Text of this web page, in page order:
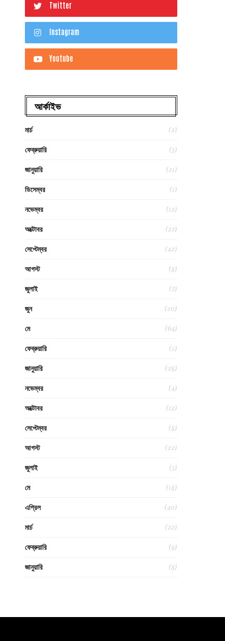
Twitter
Instagram
Youtube
আর্কাইভ
মার্চ (2)
ফেব্রুয়ারি (3)
জানুয়ারি (21)
ডিসেম্বর (1)
নভেম্বর (12)
অক্টোবর (27)
সেপ্টেম্বর (42)
আগস্ট (8)
জুলাই (7)
জুন (20)
মে (64)
ফেব্রুয়ারি (5)
জানুয়ারি (28)
নভেম্বর (4)
অক্টোবর (12)
সেপ্টেম্বর (8)
আগস্ট (22)
জুলাই (3)
মে (18)
এপ্রিল (40)
মার্চ (22)
ফেব্রুয়ারি (9)
জানুয়ারি (8)